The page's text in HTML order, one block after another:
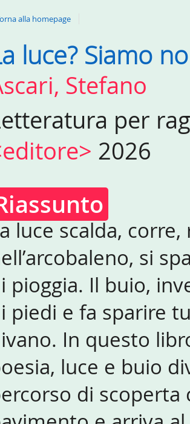
alla homepage
luce? Siamo
Stefano
per
2026
luce scalda,
si
pioggia. Il buio,
piedi e fa sparire
In questo
luce e buio
di scoperta